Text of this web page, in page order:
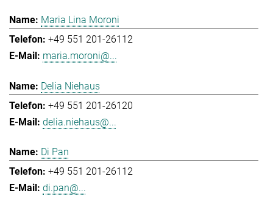
Maria Lina Moroni
+49 551 201-26112
maria.moroni@...
Delia Niehaus
+49 551 201-26120
delia.niehaus@...
Di Pan
+49 551 201-26112
di.pan@...